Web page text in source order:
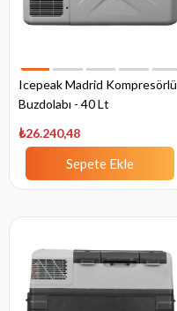
Icepeak Madrid Kompresörlü
Buzdolabı - 40 Lt
₺26.240,48
Sepete Ekle